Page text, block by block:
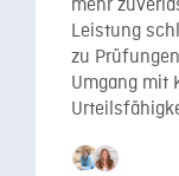
mehr
Leistung
zu
Umgang mit